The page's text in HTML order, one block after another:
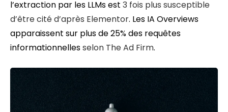
l’extraction par les LLMs est 3 fois plus susceptible
d’être citéd’après Elementor. Les IA Overviews
apparaissent sur plus de 25% des requêtes
informationnellesselon The Ad Firm.